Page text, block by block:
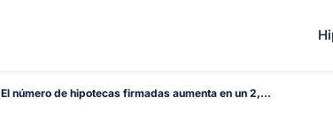
El número de hipotecas firmadas aumenta en un 2,...